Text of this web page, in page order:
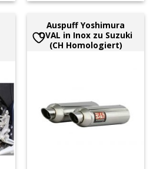
Auspuff Yoshimura
OVAL in Inox zu Suzuki
(CH Homologiert)